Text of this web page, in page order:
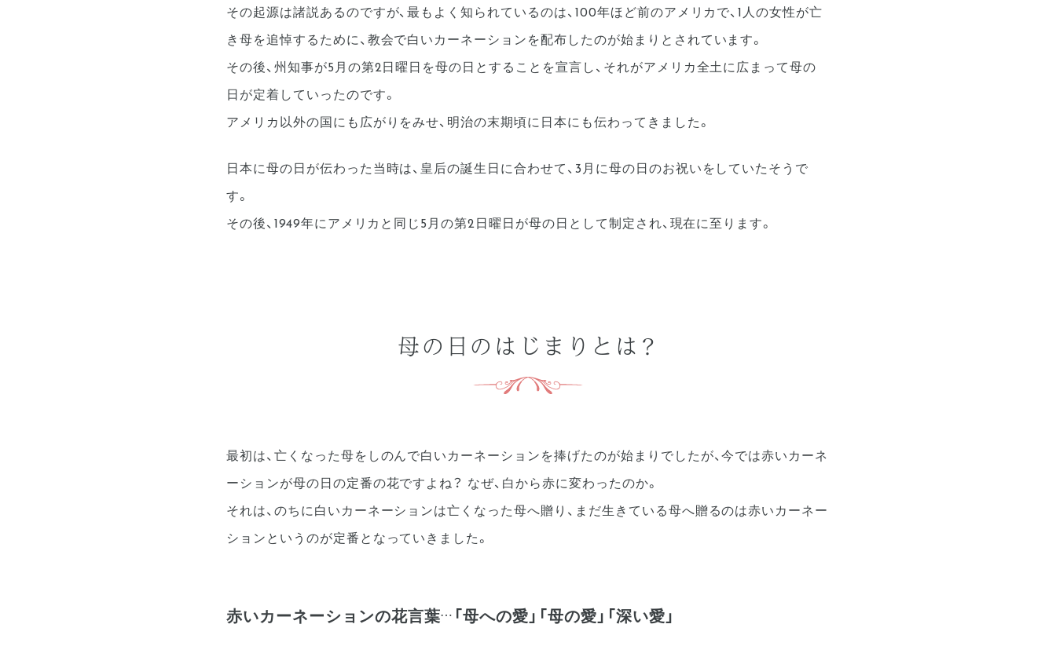
その起源は諸説あるのですが、最もよく知られているのは、100年ほど前のアメリカで、1人の女性が亡
き母を追悼するために、教会で白いカーネーションを配布したのが始まりとされています。
その後、州知事が5月の第2日曜日を母の日とすることを宣言し、それがアメリカ全土に広まって母の
日が定着していったのです。
アメリカ以外の国にも広がりをみせ、明治の末期頃に日本にも伝わってきました。
日本に母の日が伝わった当時は、皇后の誕生日に合わせて、3月に母の日のお祝いをしていたそうで
す。
その後、1949年にアメリカと同じ5月の第2日曜日が母の日として制定され、現在に至ります。
母の日のはじまりとは？
最初は、亡くなった母をしのんで白いカーネーションを捧げたのが始まりでしたが、今では赤いカーネ
ーションが母の日の定番の花ですよね？ なぜ、白から赤に変わったのか。
それは、のちに白いカーネーションは亡くなった母へ贈り、まだ生きている母へ贈るのは赤いカーネー
ションというのが定番となっていきました。
赤いカーネーションの花言葉 「母への愛」「母の愛」「深い愛」